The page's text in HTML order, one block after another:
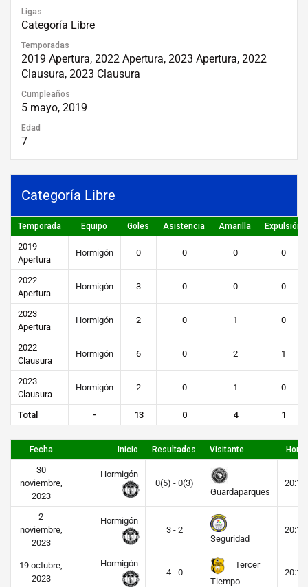
Ligas
Categoría Libre
Temporadas
2019 Apertura, 2022 Apertura, 2023 Apertura, 2022
Clausura, 2023 Clausura
Cumpleaños
5 mayo, 2019
Edad
7
Categoría Libre
Temporada Equipo Goles Asistencia Amarilla Expulsión
2019
Apertura
Hormigón 0 0 0 0
2022
Apertura
Hormigón 3 0 0 0
2023
Apertura
Hormigón 2 0 1 0
2022
Clausura
Hormigón 6 0 2 1
2023
Clausura
Hormigón 2 0 1 0
Total - 13 0 4 1
Fecha Inicio Resultados Visitante Hora
30
noviembre,
2023
Hormigón
0(5) - 0(3)
Guardaparques
20:16
2
noviembre,
2023
Hormigón
3 - 2
Seguridad
20:15
19 octubre,
2023
Hormigón
4 - 0
Tercer
Tiempo
20:15